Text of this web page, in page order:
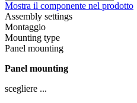
Mostra il componente nel prodotto
Assembly settings
Montaggio
Mounting type
Panel mounting
Panel mounting
scegliere ...